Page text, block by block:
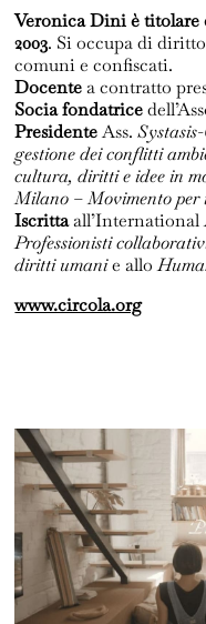
Veronica Dini è titolare
2003. Si occupa di
comuni e confiscati.
Docentea contratto
Socia fondatrice
PresidenteAss.
gestione dei conflitti
cultura, diritti e idee in
Milano – Movimento per
Iscrittaall’International
Professionisti
diritti umanie allo
www.circola.org